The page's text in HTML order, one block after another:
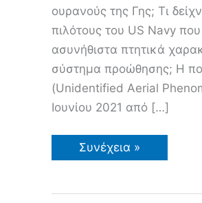
ουρανούς της Γης; Τι
πιλότους του US Navy
ασυνήθιστα πτητικά
σύστημα προώθησης; Η
(Unidentified Aerial
Ιουνίου 2021 από […]
Τι
μάθαμε
τα
Συνέχεια »